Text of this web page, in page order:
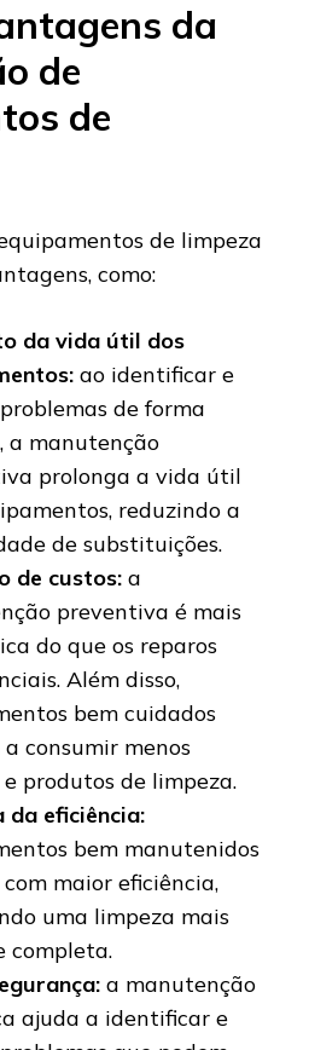
da
de
de
de limpeza
como:
da vida útil dos
ao identificar e
de forma
a manutenção
prolonga a vida útil
reduzindo a
de substituições.
de custos: a
preventiva é mais
do que os reparos
Além disso,
bem cuidados
consumir menos
produtos de limpeza.
da eficiência:
bem manutenidos
maior eficiência,
uma limpeza mais
completa.
a manutenção
ajuda a identificar e